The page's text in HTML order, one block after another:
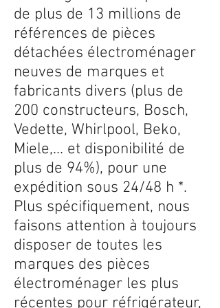
de plus de 13 millions de
références de pièces
détachées électroménager
neuves de marques et
fabricants divers (plus de
200 constructeurs, Bosch,
Vedette, Whirlpool, Beko,
Miele,... et disponibilité de
plus de 94%), pour une
expédition sous 24/48 h *.
Plus spécifiquement, nous
faisons attention à toujours
disposer de toutes les
marques des pièces
électroménager les plus
récentes pour réfrigérateur,